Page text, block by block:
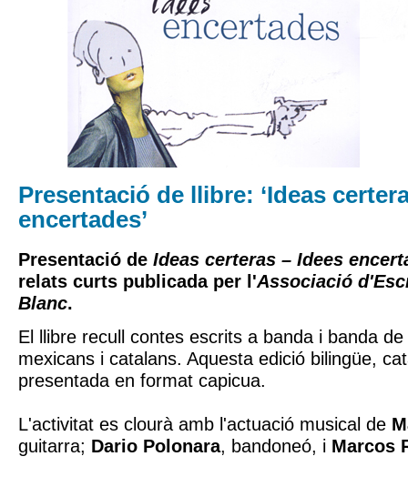
Presentació de llibre: ‘Ideas
encertades’
Presentació de Ideas certeras – Idees
relats curts publicada per l'Associació
Blanc.
El llibre recull contes escrits a banda i banda
mexicans i catalans. Aquesta edició bilingüe,
presentada en format capicua.
L'activitat es clourà amb l'actuació musical de
guitarra; Dario Polonara, bandoneó, i Marcos